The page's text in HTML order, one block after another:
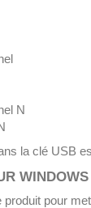
N
la clé USB
pour